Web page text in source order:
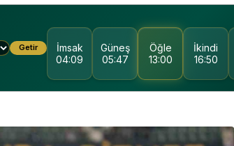
Getir
İmsak
04:09
Güneş
05:47
Öğle
13:00
İkindi
16:50